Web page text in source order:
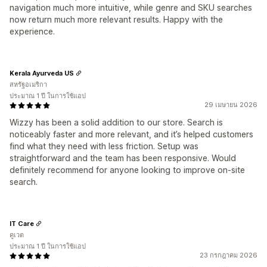
navigation much more intuitive, while genre and SKU searches
now return much more relevant results. Happy with the
experience.
29 เมษายน 2026
Wizzy has been a solid addition to our store. Search is
noticeably faster and more relevant, and it’s helped customers
find what they need with less friction. Setup was
straightforward and the team has been responsive. Would
definitely recommend for anyone looking to improve on-site
search.
Kerala Ayurveda US
สหรัฐอเมริกา
ประมาณ 1 ปี ในการใช้แอป
23 กรกฎาคม 2026
IT Care
คูเวต
ประมาณ 1 ปี ในการใช้แอป